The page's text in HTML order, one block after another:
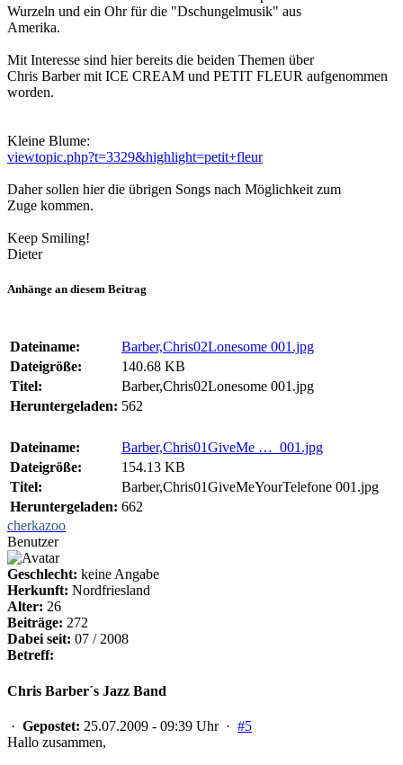
Wurzeln und ein Ohr für die "Dschungelmusik" aus
Amerika.
Mit Interesse sind hier bereits die beiden Themen über
Chris Barber mit ICE CREAM und PETIT FLEUR aufgenommen
worden.
Kleine Blume:
viewtopic.php?t=3329&highlight=petit+fleur
Daher sollen hier die übrigen Songs nach Möglichkeit zum
Zuge kommen.
Keep Smiling!
Dieter
Anhänge an diesem Beitrag
Dateiname:
Barber,Chris02Lonesome 001.jpg
Dateigröße:
140.68 KB
Titel:
Barber,Chris02Lonesome 001.jpg
Heruntergeladen: 562
Dateiname:
Barber,Chris01GiveMe … 001.jpg
Dateigröße:
154.13 KB
Titel:
Barber,Chris01GiveMeYourTelefone 001.jpg
Heruntergeladen: 662
cherkazoo
Benutzer
Geschlecht: keine Angabe
Herkunft: Nordfriesland
Alter: 26
Beiträge: 272
Dabei seit: 07 / 2008
Betreff:
Chris Barber´s Jazz Band
· Gepostet: 25.07.2009 - 09:39 Uhr · #5
Hallo zusammen,